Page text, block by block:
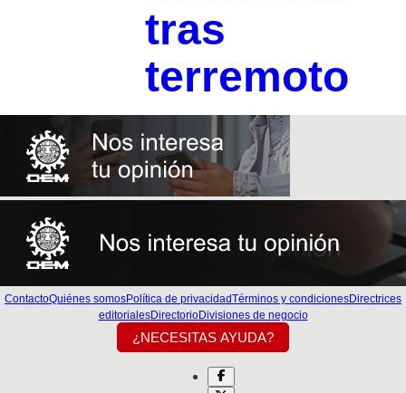
tras
terremoto
ContactoQuiénes somosPolítica de privacidadTérminos y condicionesDirectrices
editorialesDirectorioDivisiones de negocio
¿NECESITAS AYUDA?